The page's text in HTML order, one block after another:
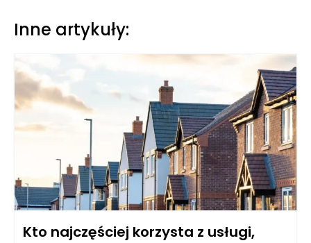
Inne artykuły:
Kto najczęściej korzysta z usługi,